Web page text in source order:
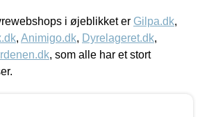
i øjeblikket er Gilpa.dk,
, Animigo.dk, Dyrelageret.dk,
, som alle har et stort